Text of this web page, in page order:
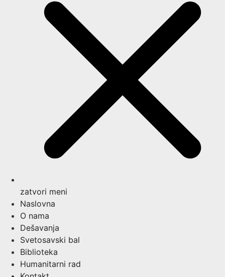
zatvori meni
Naslovna
O nama
Dešavanja
Svetosavski bal
Biblioteka
Humanitarni rad